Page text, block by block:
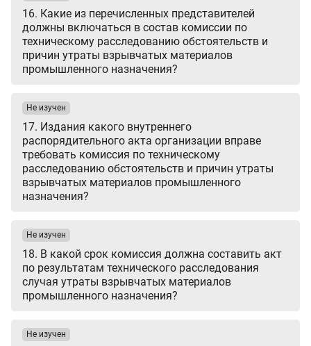
16. Какие из перечисленных представителей
должны включаться в состав комиссии по
техническому расследованию обстоятельств и
причин утраты взрывчатых материалов
промышленного назначения?
17. Издания какого внутреннего
распорядительного акта организации вправе
требовать комиссия по техническому
расследованию обстоятельств и причин утраты
взрывчатых материалов промышленного
назначения?
Не изучен
18. В какой срок комиссия должна составить акт
по результатам технического расследования
случая утраты взрывчатых материалов
промышленного назначения?
Не изучен
Не изучен